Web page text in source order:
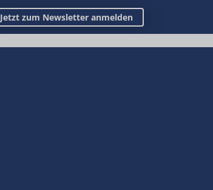
Jetzt zum Newsletter anmelden